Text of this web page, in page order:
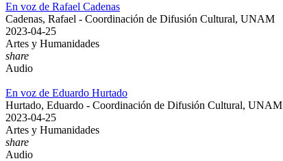
En voz de Rafael Cadenas
Cadenas, Rafael - Coordinación de Difusión Cultural, UNAM
2023-04-25
Artes y Humanidades
share
Audio
En voz de Eduardo Hurtado
Hurtado, Eduardo - Coordinación de Difusión Cultural, UNAM
2023-04-25
Artes y Humanidades
share
Audio